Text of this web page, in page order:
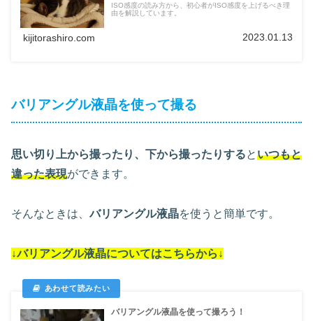
ISO感度の読み方から、初心者がISO感度を上げるべき理
由を解説しています。
kijitorashiro.com 2023.01.13
バリアングル液晶を使って撮る
思い切り上から撮ったり、下から撮ったりするといつもと
違った表現ができます。
そんなときは、バリアングル液晶を使うと簡単です。
↓バリアングル液晶についてはこちらから↓
バリアングル液晶を使って撮ろう！